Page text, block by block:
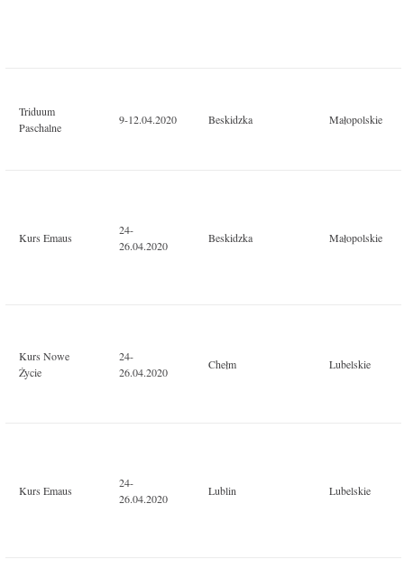
Triduum
Paschalne
9-12.04.2020 Beskidzka Małopolskie
Kurs Emaus
24-
26.04.2020
Beskidzka Małopolskie
Kurs Nowe
Życie
24-
26.04.2020
Chełm Lubelskie
Kurs Emaus
24-
26.04.2020
Lublin Lubelskie